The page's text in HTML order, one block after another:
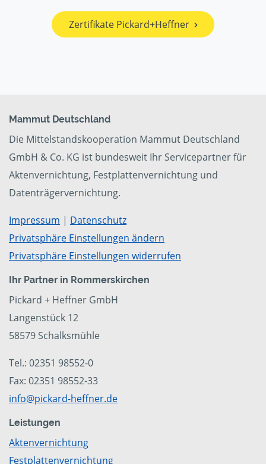
Zertifikate Pickard+Heffner
Mammut Deutschland
Die Mittelstandskooperation Mammut Deutschland
GmbH & Co. KG ist bundesweit Ihr Servicepartner für
Aktenvernichtung, Festplattenvernichtung und
Datenträgervernichtung.
Impressum | Datenschutz
Privatsphäre Einstellungen ändern
Privatsphäre Einstellungen widerrufen
Ihr Partner in Rommerskirchen
Pickard + Heffner GmbH
Langenstück 12
58579 Schalksmühle
Tel.: 02351 98552-0
Fax: 02351 98552-33
info@pickard-heffner.de
Leistungen
Aktenvernichtung
Festplattenvernichtung